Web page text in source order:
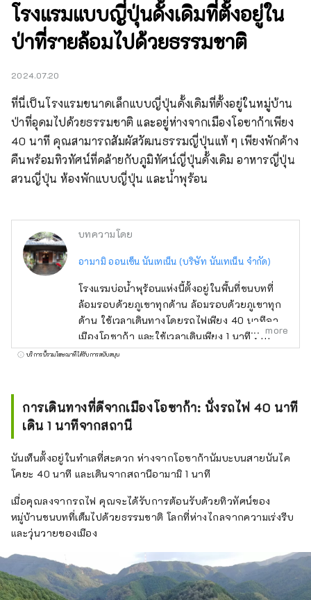
โรงแรมแบบญี่ปุ่นดั้งเดิมที่ตั้งอยู่ใน
ป่าที่รายล้อมไปด้วยธรรมชาติ
2024.07.20
ที่นี่เป็นโรงแรมขนาดเล็กแบบญี่ปุ่นดั้งเดิมที่ตั้งอยู่ในหมู่บ้าน
ป่าที่อุดมไปด้วยธรรมชาติ และอยู่ห่างจากเมืองโอซาก้าเพียง
40 นาที คุณสามารถสัมผัสวัฒนธรรมญี่ปุ่นแท้ ๆ เพียงพักค้าง
คืนพร้อมทิวทัศน์ที่คล้ายกับภูมิทัศน์ญี่ปุ่นดั้งเดิม อาหารญี่ปุ่น
สวนญี่ปุ่น ห้องพักแบบญี่ปุ่น และน้ำพุร้อน
บทความโดย
อามามิ ออนเซ็น นันเทเน็น (บริษัท นันเทเน็น จำกัด)
โรงแรมบ่อน้ำพุร้อนแห่งนี้ตั้งอยู่ในพื้นที่ชนบทที่
ล้อมรอบด้วยภูเขาทุกด้าน ล้อมรอบด้วยภูเขาทุก
ด้าน ใช้เวลาเดินทางโดยรถไฟเพียง 40 นาทีจาก
เมืองโอซาก้า และใช้เวลาเดินเพียง 1 นาทีจาก
สถานี Amami อาคารหลักอายุ 110 ปีนี้เป็น
กำหนดให้เป็นทรัพย์สินทางวัฒนธรรมที่จับต้อง
ได้ที่ได้รับการจดทะเบียนระดับชาติ สวนญี่ปุ่นตั้ง
อยู่บนพื้นที่ 3,000 ซึโบะ มีทิวทัศน์ตามฤดูกาล
เช่น ดอกซากุระในฤดูใบไม้ผลิและใบไม้เปลี่ยนสี
ในฤดูใบไม้ร่วง เราภูมิใจในอาหารญี่ปุ่นที่ใช้
วัตถุดิบตามฤดูกาลและบ่อน้ำพุร้อนของเรา
อาหารเหล่านี้ยังเหมาะสำหรับผู้เป็นมังสวิรัติอีก
ด้วย สวมชุดยูกาตะและเกตะ เดินเล่นในสวน อาบ
น้ำในบ่อน้ำพุร้อน เพลิดเพลินกับอาหารและเครื่อง
คุณ ห้องพักมีพื้นเสื่อทาทามิ ม้วนหนังสือแขวน
ตามฤดูกาลและการจัดดอกไม้ในซุ้ม เครื่องใช้บน
โต๊ะอาหารญี่ปุ่น เช่น เครื่องปั้นดินเผาและเครื่อง
more
บริการนี้รวมโฆษณาที่ได้รับการสนับสนุน
การเดินทางที่ดีจากเมืองโอซาก้า: นั่งรถไฟ 40 นาที
เดิน 1 นาทีจากสถานี
นันเท็นตั้งอยู่ในทำเลที่สะดวก ห่างจากโอซาก้านัมบะบนสายนันไค
โคยะ 40 นาที และเดินจากสถานีอามามิ 1 นาที
เมื่อคุณลงจากรถไฟ คุณจะได้รับการต้อนรับด้วยทิวทัศน์ของ
หมู่บ้านชนบทที่เต็มไปด้วยธรรมชาติ โลกที่ห่างไกลจากความเร่งรีบ
และวุ่นวายของเมือง